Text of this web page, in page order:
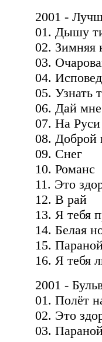
2001 -
01. Дышу
02. Зимняя
03.
04.
05. Узнать
06. Дай
07. На Руси
08. Доброй
09. Снег
10. Романс
11. Это
12. В рай
13. Я тебя
14. Белая
15.
16. Я тебя
2001 -
01. Полёт
02. Это
03.